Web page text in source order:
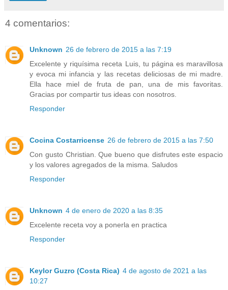
4 comentarios:
Unknown 26 de febrero de 2015 a las 7:19
Excelente y riquísima receta Luis, tu página es maravillosa
y evoca mi infancia y las recetas deliciosas de mi madre.
Ella hace miel de fruta de pan, una de mis favoritas.
Gracias por compartir tus ideas con nosotros.
Responder
Cocina Costarricense 26 de febrero de 2015 a las 7:50
Con gusto Christian. Que bueno que disfrutes este espacio
y los valores agregados de la misma. Saludos
Responder
Unknown 4 de enero de 2020 a las 8:35
Excelente receta voy a ponerla en practica
Responder
Keylor Guzro (Costa Rica) 4 de agosto de 2021 a las
10:27